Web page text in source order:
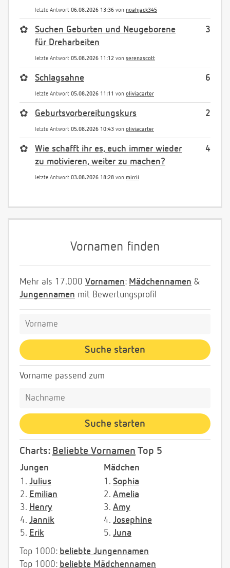
letzte Antwort 06.08.2026 13:36 von noahjack345
3
✿
Suchen Geburten und Neugeborene
für Dreharbeiten
letzte Antwort 05.08.2026 11:12 von serenascott
6
✿ Schlagsahne
letzte Antwort 05.08.2026 11:11 von oliviacarter
2
✿ Geburtsvorbereitungskurs
letzte Antwort 05.08.2026 10:43 von oliviacarter
4
✿
Wie schafft ihr es, euch immer wieder
zu motivieren, weiter zu machen?
letzte Antwort 03.08.2026 18:28 von mirrii
Vornamen finden
Mehr als 17.000 Vornamen: Mädchennamen &
Jungennamen mit Bewertungsprofil
Vorname passend zum
Charts: Beliebte Vornamen Top 5
Jungen
Mädchen
1. Julius
2. Emilian
3. Henry
4. Jannik
5. Erik
1. Sophia
2. Amelia
3. Amy
4. Josephine
5. Juna
Top 1000: beliebte Jungennamen
Top 1000: beliebte Mädchennamen